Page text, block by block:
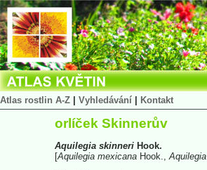
Atlas rostlin A-Z Vyhledávání Kontakt
orlíček Skinnerův
Aquilegia skinneri Hook.
[Aquilegia mexicana Hook.,Aquilegia